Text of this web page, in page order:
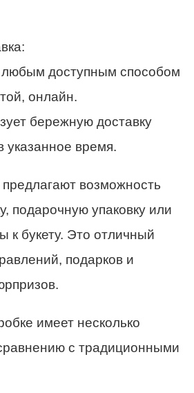
любым доступным способом
онлайн.
бережную доставку
указанное время.
возможность
подарочную упаковку или
к букету. Это отличный
подарков и
имеет несколько
с традиционными